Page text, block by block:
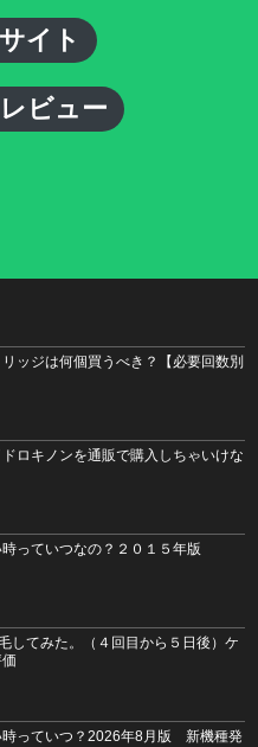
イト
ビュー
ッジは何個買うべき？【必要回数別
ロキノンを通販で購入しちゃいけな
っていつなの？２０１５年版
してみた。（４回目から５日後）ケ
時っていつ？2026年8月版 新機種発